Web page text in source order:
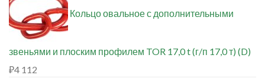
Кольцо овальное с дополнительными
звеньями и плоским профилем TOR 17,0 t (г/п 17,0 т) (D)
₽4 112